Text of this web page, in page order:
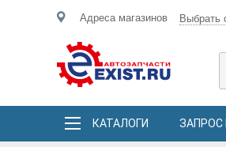
Адреса магазинов Выбрать
КАТАЛОГИ ЗАПРОС